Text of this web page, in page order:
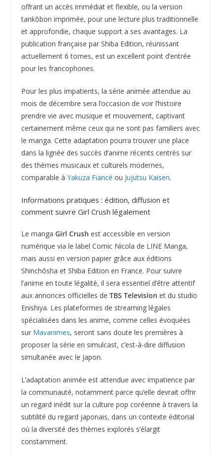
offrant un accès immédiat et flexible, ou la version
tankōbon imprimée, pour une lecture plus traditionnelle
et approfondie, chaque support a ses avantages. La
publication française par Shiba Edition, réunissant
actuellement 6 tomes, est un excellent point d’entrée
pour les francophones.
Pour les plus impatients, la série animée attendue au
mois de décembre sera l’occasion de voir l’histoire
prendre vie avec musique et mouvement, captivant
certainement même ceux qui ne sont pas familiers avec
le manga. Cette adaptation pourra trouver une place
dans la lignée des succès d’anime récents centrés sur
des thèmes musicaux et culturels modernes,
comparable à Yakuza Fiancé ou Jujutsu Kaisen.
Informations pratiques : édition, diffusion et
comment suivre Girl Crush légalement
Le manga Girl Crush est accessible en version
numérique via le label Comic Nicola de LINE Manga,
mais aussi en version papier grâce aux éditions
Shinchôsha et Shiba Edition en France. Pour suivre
l’anime en toute légalité, il sera essentiel d’être attentif
aux annonces officielles de TBS Television et du studio
Enishiya. Les plateformes de streaming légales
spécialisées dans les anime, comme celles évoquées
sur Mavanimes, seront sans doute les premières à
proposer la série en simulcast, c’est-à-dire diffusion
simultanée avec le Japon.
L’adaptation animée est attendue avec impatience par
la communauté, notamment parce qu’elle devrait offrir
un regard inédit sur la culture pop coréenne à travers la
subtilité du regard japonais, dans un contexte éditorial
où la diversité des thèmes explorés s’élargit
constamment.